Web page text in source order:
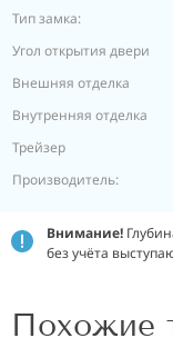
Тип замка:
Угол открытия двери
Внешняя отделка
Внутренняя отделка
Трейзер
Производитель:
Внимание!
без учёта
Похожие